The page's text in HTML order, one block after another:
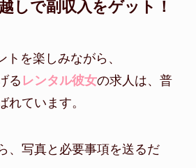
しで副収入をゲット！
を楽しみながら、
る レンタル彼女の求人は、普
れています。
、写真と必要事項を送るだ